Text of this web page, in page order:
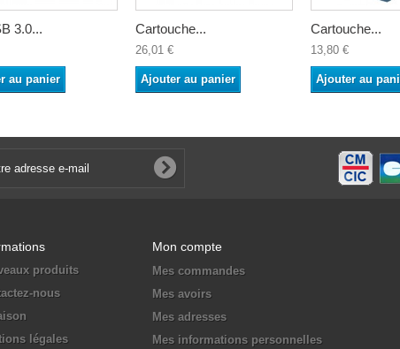
3.0...
au panier
Cartouche...
26,01 €
Ajouter au panier
Cartouche...
13,80 €
Ajouter au
produits
nous
légales
Mon compte
Mes commandes
Mes avoirs
Mes adresses
Mes informations personnelles